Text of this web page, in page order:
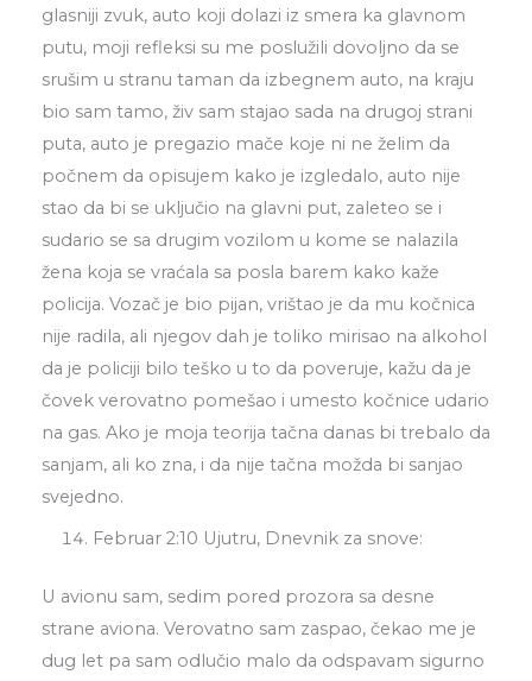
glasniji zvuk, auto koji dolazi iz smera ka glavnom
putu, moji refleksi su me poslužili dovoljno da se
srušim u stranu taman da izbegnem auto, na kraju
bio sam tamo, živ sam stajao sada na drugoj strani
puta, auto je pregazio mače koje ni ne želim da
počnem da opisujem kako je izgledalo, auto nije
stao da bi se uključio na glavni put, zaleteo se i
sudario se sa drugim vozilom u kome se nalazila
žena koja se vraćala sa posla barem kako kaže
policija. Vozač je bio pijan, vrištao je da mu kočnica
nije radila, ali njegov dah je toliko mirisao na alkohol
da je policiji bilo teško u to da poveruje, kažu da je
čovek verovatno pomešao i umesto kočnice udario
na gas. Ako je moja teorija tačna danas bi trebalo da
sanjam, ali ko zna, i da nije tačna možda bi sanjao
svejedno.
Februar 2:10 Ujutru, Dnevnik za snove:
U avionu sam, sedim pored prozora sa desne
strane aviona. Verovatno sam zaspao, čekao me je
dug let pa sam odlučio malo da odspavam sigurno